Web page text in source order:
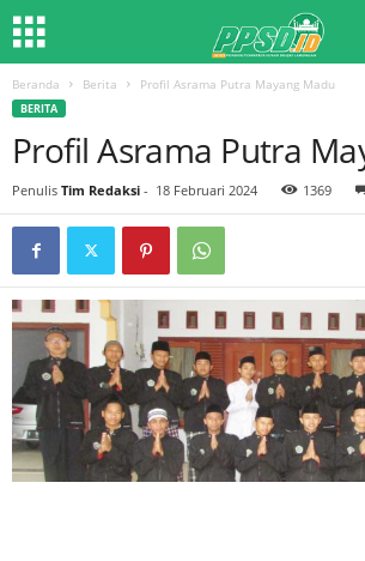
Beranda Berita Profil Asrama Putra Mayang Madu
BERITA
Profil Asrama Putra
Penulis Tim Redaksi - 18 Februari 2024 1369